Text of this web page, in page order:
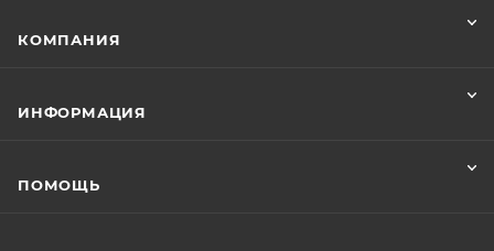
КОМПАНИЯ
ИНФОРМАЦИЯ
ПОМОЩЬ